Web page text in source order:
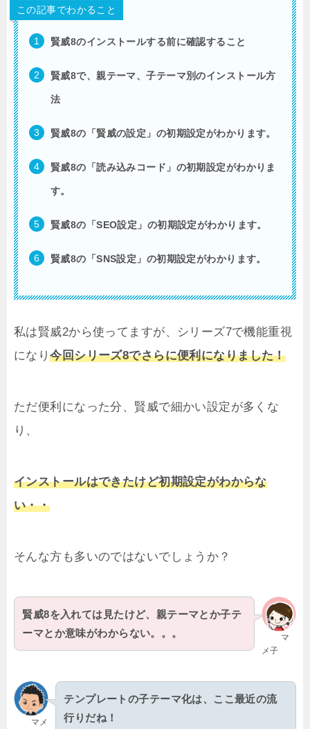
この記事でわかること
賢威8のインストールする前に確認すること
賢威8で、親テーマ、子テーマ別のインストール方
法
賢威8の「賢威の設定」 の初期設定がわかります。
賢威8の「読み込みコード」の初期設定がわかりま
す。
賢威8の「SEO設定」 の初期設定がわかります。
賢威8の「SNS設定」 の初期設定がわかります。
私は賢威2から使ってますが、シリーズ7で機能重視
になり今回シリーズ8でさらに便利になりました！
ただ便利になった分、賢威で細かい設定が多くな
り、
インストールはできたけど初期設定がわからな
い・・
そんな方も多いのではないでしょうか？
マ
メ子
賢威8を入れては見たけど、親テーマとか子テ
ーマとか意味がわからない。。。
マメ
テンプレートの子テーマ化は、ここ最近の流
行りだね！